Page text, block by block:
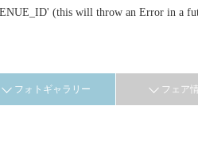
(this will throw an Error in a
フォトギャラリー フェア